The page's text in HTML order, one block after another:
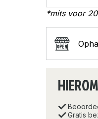
aantal
*mits voor
Gratis